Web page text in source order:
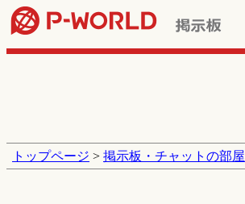
トップページ > 掲示板・チャットの部屋